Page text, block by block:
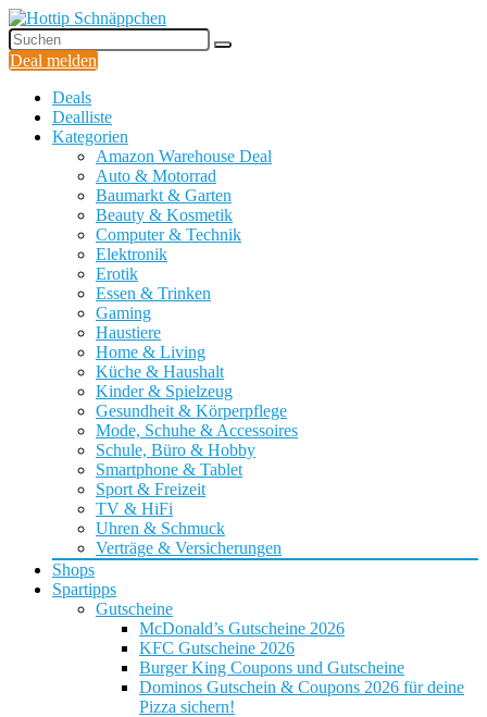
Deal melden
Deals
Dealliste
Kategorien
Amazon Warehouse Deal
Auto & Motorrad
Baumarkt & Garten
Beauty & Kosmetik
Computer & Technik
Elektronik
Erotik
Essen & Trinken
Gaming
Haustiere
Home & Living
Küche & Haushalt
Kinder & Spielzeug
Gesundheit & Körperpflege
Mode, Schuhe & Accessoires
Schule, Büro & Hobby
Smartphone & Tablet
Sport & Freizeit
TV & HiFi
Uhren & Schmuck
Verträge & Versicherungen
Shops
Spartipps
Gutscheine
McDonald’s Gutscheine 2026
KFC Gutscheine 2026
Burger King Coupons und Gutscheine
Dominos Gutschein & Coupons 2026 für deine
Pizza sichern!